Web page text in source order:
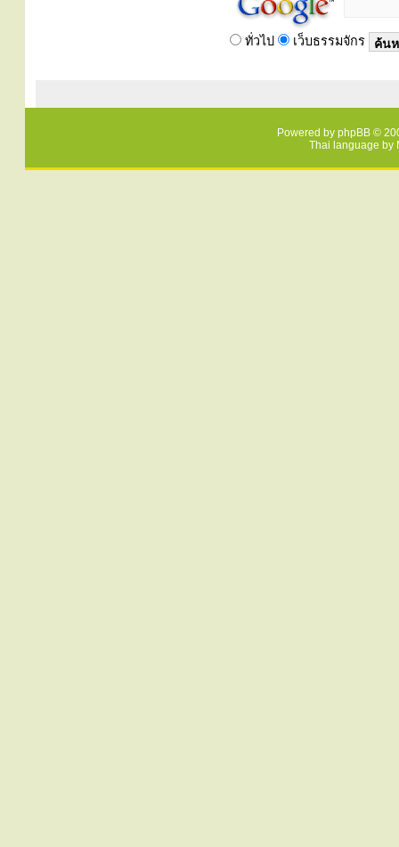
ทั่วไป เว็บธรรมจักร
Powered by phpBB ©
Thai language by